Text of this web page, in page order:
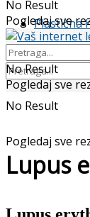
Plastična
No Result
Pogledaj sve
No Result
Pogledaj sve
No Result
Pogledaj sve
Lupus